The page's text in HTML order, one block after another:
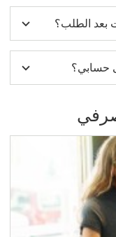
بعد الطلب؟
حسابي؟